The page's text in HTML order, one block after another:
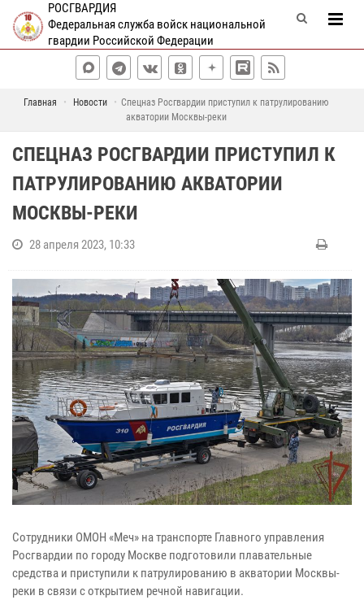
РОСГВАРДИЯ
Федеральная служба войск национальной
гвардии Российской Федерации
Главная Новости
Спецназ Росгвардии приступил к патрулированию
акватории Москвы-реки
СПЕЦНАЗ РОСГВАРДИИ ПРИСТУПИЛ К
ПАТРУЛИРОВАНИЮ АКВАТОРИИ
МОСКВЫ-РЕКИ
28 апреля 2023, 10:33
Сотрудники ОМОН «Меч» на транспорте Главного управления
Росгвардии по городу Москве подготовили плавательные
средства и приступили к патрулированию в акватории Москвы-
реки в связи с открытием речной навигации.